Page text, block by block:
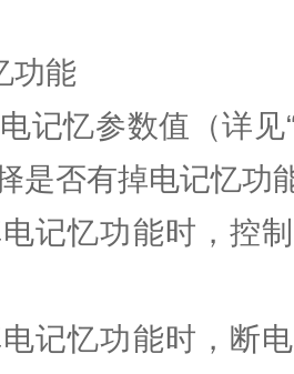
功能
记忆参数值（详见
是否有掉电记忆功
记忆功能时，控
记忆功能时，断